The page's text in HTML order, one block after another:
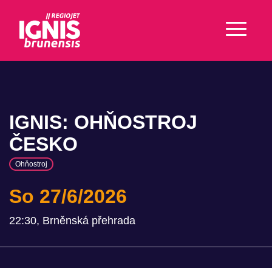
IGNIS: OHŇOSTROJ
ČESKO
Ohňostroj
So 27/6/2026
22:30, Brněnská přehrada